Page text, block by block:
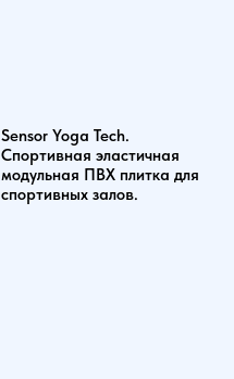
Sensor Yoga Tech.
Спортивная эластичная
модульная ПВХ плитка для
спортивных залов.